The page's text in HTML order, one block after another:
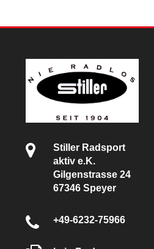
Stiller Radsport
aktiv e.K.
Gilgenstrasse 24
67346 Speyer
+49-6232-75966